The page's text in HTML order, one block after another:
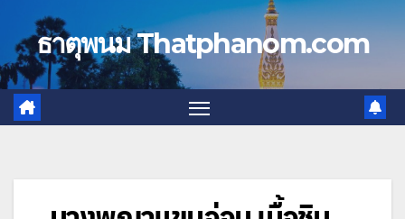
contentธาตุพนม Thatphanom.com